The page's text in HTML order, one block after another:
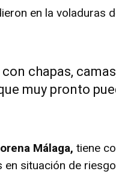
en la voladuras
chapas,
muy pronto
Málaga, tiene
situación de